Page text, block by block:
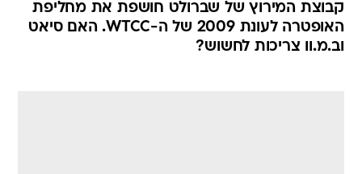
קבוצת המירוץ של שברולט חושפת את מחליפת
האופטרה לעונת 2009 של ה-WTCC. האם סיאט
וב.מ.וו צריכות לחשוש?